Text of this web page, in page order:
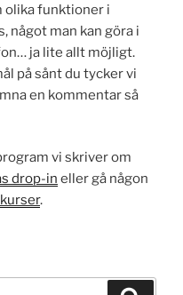
olika funktioner i
något man kan göra i
ja lite allt möjligt.
på sånt du tycker vi
en kommentar så
vi skriver om
drop-in eller gå någon
.